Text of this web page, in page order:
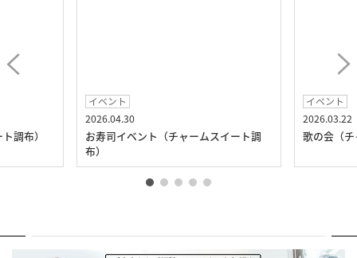
調布）
イベント
2026.04.30
お寿司イベント（チャームスイート調
布）
イベント
2026.03.22
歌の会（